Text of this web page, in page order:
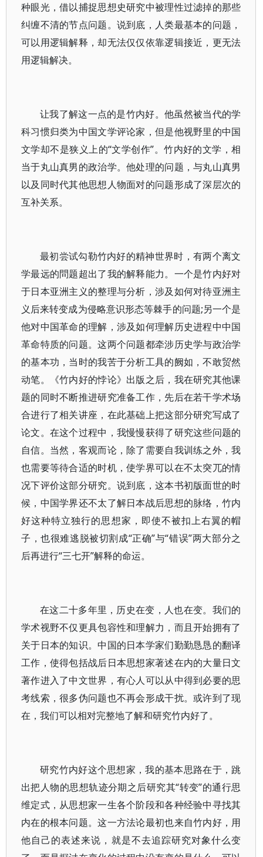
种眼光，借以捕捉思想史研究中被理性过滤掉的那些
纠缠不清的节点问题。说到底，人类最基本的问题，
可以用逻辑解释，却无法仅仅依靠逻辑接近，更无法
用逻辑解决。
让我了解这一点的是竹内好。他虽然被当代的学
科习惯归类为中国文学评论家，但是他视野里的中国
文学却不是狭义上的“文学创作”。竹内好的文学，相
当于丸山真男的政治学。他处理的问题，与丸山真男
以及同时代其他思想人物面对的问题形成了深层次的
互补关系。
最初尝试勾勒竹内好的精神世界时，有两个离文
学最远的問题超出了我的解释能力。一个是竹内好对
于日本亚洲主义的整理与分析，涉及如何对待亚洲主
义后来转变成为侵略意识形态等棘手的问题;另一个是
他对中国革命的理解，涉及如何理解历史进程中中国
革命特质的问题。这两个问题都牵涉历史学与政治学
的基本功，当时的我苦于分析工具的阙如，不敢贸然
动笔。《竹内好的悖论》出版之后，我在研究其他课
题的同时不断推进研究准备工作，先后在若干学术场
合进行了相关讲座，在此基础上把这部分研究写成了
论文。在这个过程中，我慢慢获得了研究这些问题的
自信。当然，客观而论，除了需要自我训练之外，我
也需要等待合适的时机，使学界可以在不太突兀的情
况下评价这部分研究。说到底，这本书初版面世的时
候，中国学界还不太了解日本战后思想的脉络，竹内
好这种特立独行的思想家，即使不被扣上右翼的帽
子，也很难逃脱被切割成“正确”与“错误”两大部分之
后再进行“三七开”解释的命运。
在这二十多年里，历史在变，人也在变。我们的
学术视野不仅更具包容性和理解力，而且开始拥有了
关于日本的知识。中国的日本学家们勤勤恳恳的翻译
工作，使得包括战后日本思想家著述在内的大量日文
著作进入了中文世界，有心人可以从中得到必要的思
考线索，很多伪问题也不再会形成干扰。或许到了现
在，我们可以相对完整地了解和研究竹内好了。
研究竹内好这个思想家，我的基本思路在于，跳
出把人物的思想轨迹分期之后研究其“转变”的通行思
维定式，从思想家一生各个阶段和各种经验中寻找其
内在的根本问题。这一方法论最初也来自竹内好，用
他自己的表述来说，就是不去追踪研究对象什么变